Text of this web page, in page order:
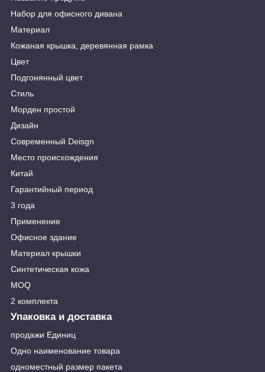
Набор для офисного дивана
Материал
Кожаная крышка, деревянная рамка
Цвет
Подгонянный цвет
Стиль
Морден простой
Дизайн
Современный Deisgn
Место происхождения
Китай
Гарантийный период
3 года
Применение
Офисное здание
Материал крышки
Синтетическая кожа
MOQ
2 комплекта
Упаковка и доставка
продажи Единиц
Одно наименование товара
одноместный размер пакета